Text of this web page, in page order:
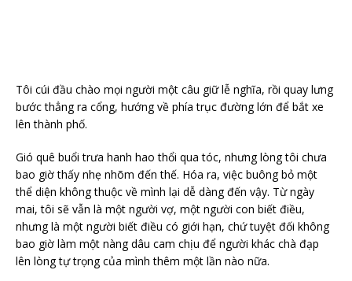
Tôi cúi đầu chào mọi người một câu giữ lễ nghĩa, rồi quay lưng
bước thẳng ra cổng, hướng về phía trục đường lớn để bắt xe
lên thành phố.
Gió quê buổi trưa hanh hao thổi qua tóc, nhưng lòng tôi chưa
bao giờ thấy nhẹ nhõm đến thế. Hóa ra, việc buông bỏ một
thể diện không thuộc về mình lại dễ dàng đến vậy. Từ ngày
mai, tôi sẽ vẫn là một người vợ, một người con biết điều,
nhưng là một người biết điều có giới hạn, chứ tuyệt đối không
bao giờ làm một nàng dâu cam chịu để người khác chà đạp
lên lòng tự trọng của mình thêm một lần nào nữa.